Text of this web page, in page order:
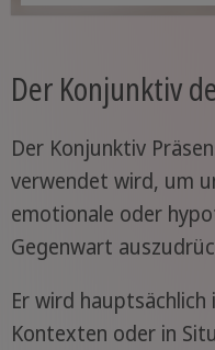
Der Konjunktiv
Der Konjunktiv
verwendet wird, um
emotionale oder
Gegenwart
Er wird
Kontexten oder in